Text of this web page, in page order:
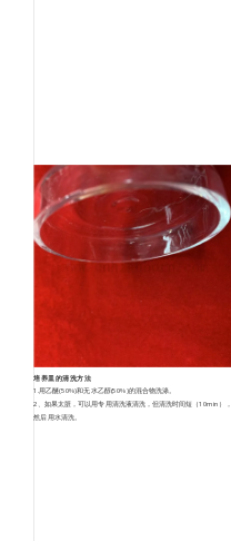
培养皿的清洗方法
1.用乙醚(50%)和无水乙醇(50%)的混合物洗涤。
2、如果太脏，可以用专用清洗液清洗，但清洗时间短（10min），
然后用水清洗。